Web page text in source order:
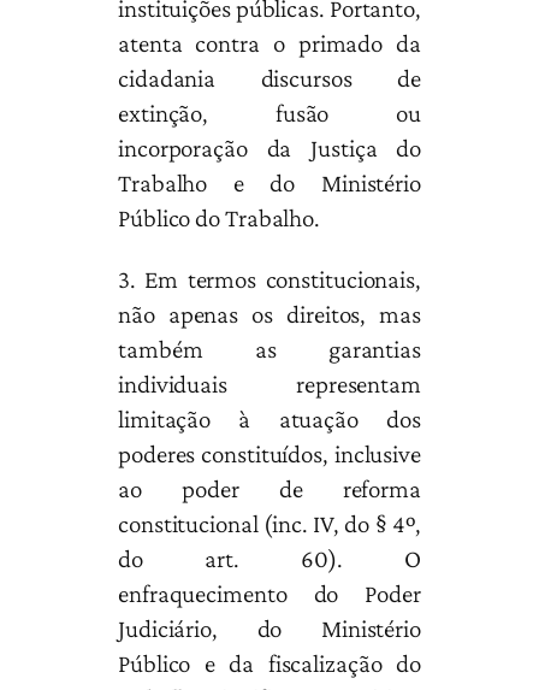
instituições públicas. Portanto,
atenta contra o primado da
cidadania discursos de
extinção, fusão ou
incorporação da Justiça do
Trabalho e do Ministério
Público do Trabalho.
3. Em termos constitucionais,
não apenas os direitos, mas
também as garantias
individuais representam
limitação à atuação dos
poderes constituídos, inclusive
ao poder de reforma
constitucional (inc. IV, do § 4º,
do art. 60). O
enfraquecimento do Poder
Judiciário, do Ministério
Público e da fiscalização do